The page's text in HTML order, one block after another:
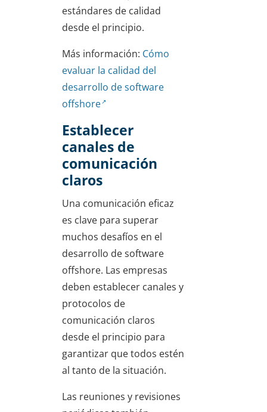
estándares de calidad
desde el principio.
Más información: Cómo
evaluar la calidad del
desarrollo de software
offshore
Establecer
canales de
comunicación
claros
Una comunicación eficaz
es clave para superar
muchos desafíos en el
desarrollo de software
offshore. Las empresas
deben establecer canales y
protocolos de
comunicación claros
desde el principio para
garantizar que todos estén
al tanto de la situación.
Las reuniones y revisiones